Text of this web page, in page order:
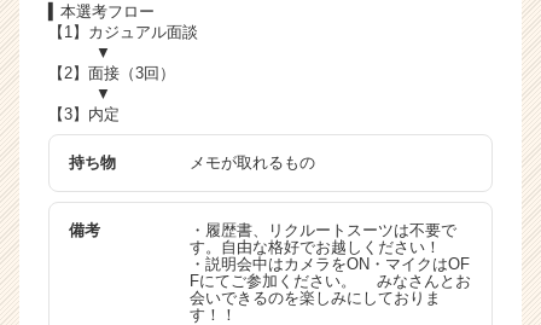
▍本選考フロー
【1】カジュアル面談
▼
【2】面接（3回）
▼
【3】内定
持ち物 メモが取れるもの
備考
・履歴書、リクルートスーツは不要で
す。自由な格好でお越しください！
・説明会中はカメラをON・マイクはOF
Fにてご参加ください。 みなさんとお
会いできるのを楽しみにしておりま
す！！